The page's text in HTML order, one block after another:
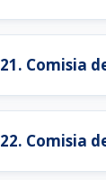
21. Comisia
22. Comisia